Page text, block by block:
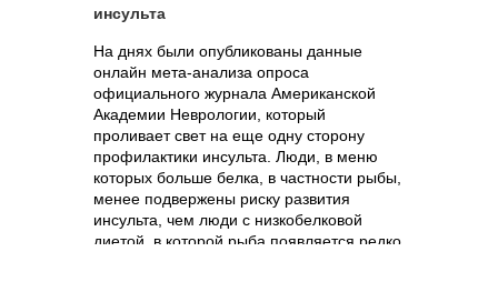
инсульта
На днях были опубликованы данные
онлайн мета-анализа опроса
официального журнала Американской
Академии Неврологии, который
проливает свет на еще одну сторону
профилактики инсульта. Люди, в меню
которых больше белка, в частности рыбы,
менее подвержены риску развития
инсульта, чем люди с низкобелковой
диетой, в которой рыба появляется редко